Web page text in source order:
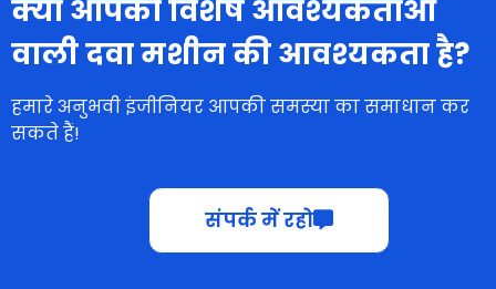
क्या आपको विशेष आवश्यकताओं
वाली दवा मशीन की आवश्यकता है?
हमारे अनुभवी इंजीनियर आपकी समस्या का समाधान कर
सकते हैं!
संपर्क में रहो